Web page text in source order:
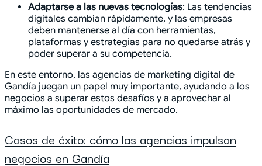
Adaptarse a las nuevas tecnologías: Las tendencias
digitales cambian rápidamente, y las empresas
deben mantenerse al día con herramientas,
plataformas y estrategias para no quedarse atrás y
poder superar a su competencia.
En este entorno, las agencias de marketing digital de
Gandía juegan un papel muy importante, ayudando a los
negocios a superar estos desafíos y a aprovechar al
máximo las oportunidades de mercado.
Casos de éxito: cómo las agencias impulsan
negocios en Gandía